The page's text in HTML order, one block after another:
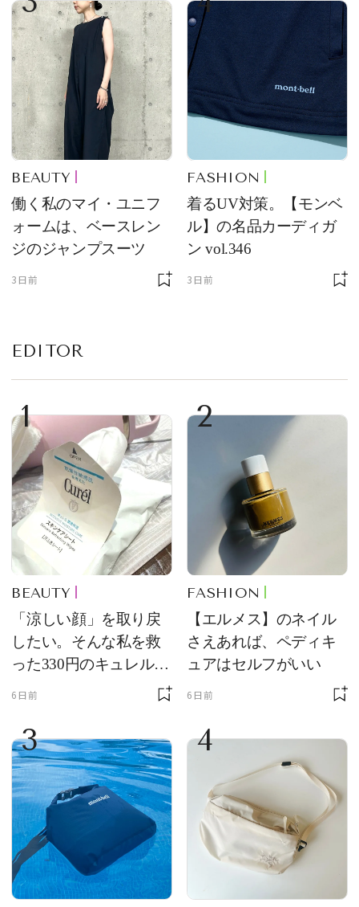
け！ 良品ハンター】
BEAUTY
働く私のマイ・ユニフ
ォームは、ベースレン
ジのジャンプスーツ
3日前
FASHION
着るUV対策。【モンベ
ル】の名品カーディガ
ン vol.346
3日前
EDITOR
1
BEAUTY
「涼しい顔」を取り戻
したい。そんな私を救
った330円のキュレル名
6日前
2
FASHION
【エルメス】のネイル
さえあれば、ペディキ
ュアはセルフがいい
6日前
3 4